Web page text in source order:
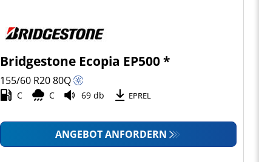
Bridgestone Ecopia EP500 *
155/60 R2080Q
C C 69 db EPREL
ANGEBOT ANFORDERN